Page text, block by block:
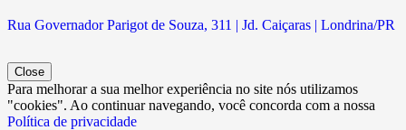
Rua Governador Parigot de Souza, 311 | Jd. Caiçaras | Londrina/PR
Close
Para melhorar a sua melhor experiência no site nós utilizamos
"cookies". Ao continuar navegando, você concorda com a nossa
Política de privacidade